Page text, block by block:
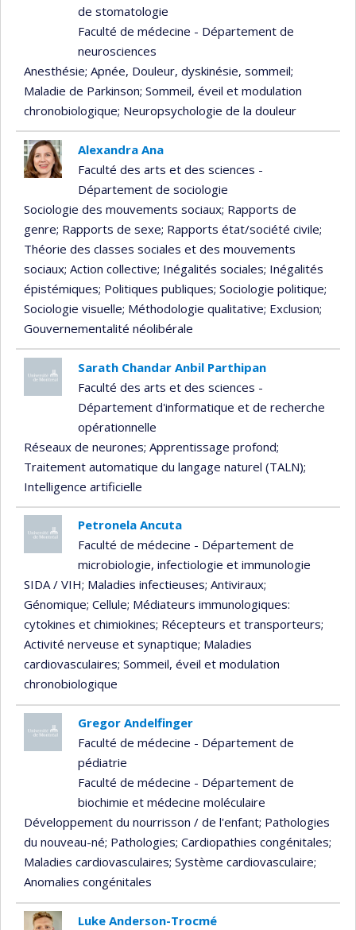
de stomatologie
Faculté de médecine - Département de
neurosciences
Anesthésie; Apnée, Douleur, dyskinésie, sommeil;
Maladie de Parkinson; Sommeil, éveil et modulation
chronobiologique; Neuropsychologie de la douleur
Alexandra Ana
Faculté des arts et des sciences -
Département de sociologie
Sociologie des mouvements sociaux; Rapports de
genre; Rapports de sexe; Rapports état/société civile;
Théorie des classes sociales et des mouvements
sociaux; Action collective; Inégalités sociales; Inégalités
épistémiques; Politiques publiques; Sociologie politique;
Sociologie visuelle; Méthodologie qualitative; Exclusion;
Gouvernementalité néolibérale
Sarath Chandar Anbil Parthipan
Faculté des arts et des sciences -
Département d'informatique et de recherche
opérationnelle
Réseaux de neurones; Apprentissage profond;
Traitement automatique du langage naturel (TALN);
Intelligence artificielle
Petronela Ancuta
Faculté de médecine - Département de
microbiologie, infectiologie et immunologie
SIDA / VIH; Maladies infectieuses; Antiviraux;
Génomique; Cellule; Médiateurs immunologiques:
cytokines et chimiokines; Récepteurs et transporteurs;
Activité nerveuse et synaptique; Maladies
cardiovasculaires; Sommeil, éveil et modulation
chronobiologique
Gregor Andelfinger
Faculté de médecine - Département de
pédiatrie
Faculté de médecine - Département de
biochimie et médecine moléculaire
Développement du nourrisson / de l'enfant; Pathologies
du nouveau-né; Pathologies; Cardiopathies congénitales;
Maladies cardiovasculaires; Système cardiovasculaire;
Anomalies congénitales
Luke Anderson-Trocmé